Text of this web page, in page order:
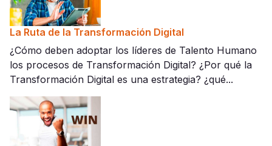
La Ruta de la Transformación Digital
¿Cómo deben adoptar los líderes de Talento Humano
los procesos de Transformación Digital? ¿Por qué la
Transformación Digital es una estrategia? ¿qué...